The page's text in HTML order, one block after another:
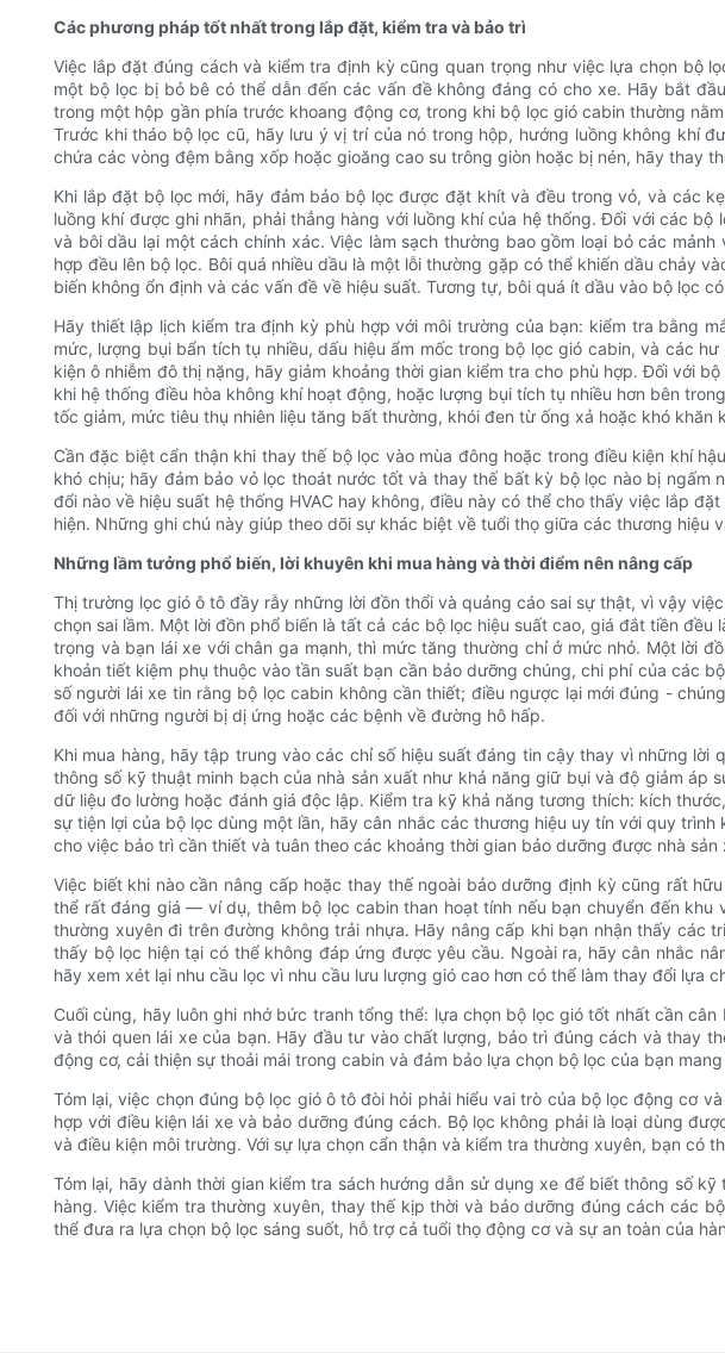
Các phương pháp tốt nhất trong lắp đặt, kiểm tra và bảo trì
Việc lắp đặt đúng cách và kiểm tra định kỳ cũng quan trọng như việc lựa chọn bộ
một bộ lọc bị bỏ bê có thể dẫn đến các vấn đề không đáng có cho xe. Hãy bắt
trong một hộp gần phía trước khoang động cơ, trong khi bộ lọc gió cabin thường
Trước khi tháo bộ lọc cũ, hãy lưu ý vị trí của nó trong hộp, hướng luồng không khí
chứa các vòng đệm bằng xốp hoặc gioăng cao su trông giòn hoặc bị nén, hãy thay
Khi lắp đặt bộ lọc mới, hãy đảm bảo bộ lọc được đặt khít và đều trong vỏ, và các
luồng khí được ghi nhãn, phải thẳng hàng với luồng khí của hệ thống. Đối với các
và bôi dầu lại một cách chính xác. Việc làm sạch thường bao gồm loại bỏ các
hợp đều lên bộ lọc. Bôi quá nhiều dầu là một lỗi thường gặp có thể khiến dầu chảy
biến không ổn định và các vấn đề về hiệu suất. Tương tự, bôi quá ít dầu vào bộ lọc
Hãy thiết lập lịch kiểm tra định kỳ phù hợp với môi trường của bạn: kiểm tra bằng
mức, lượng bụi bẩn tích tụ nhiều, dấu hiệu ẩm mốc trong bộ lọc gió cabin, và các
kiện ô nhiễm đô thị nặng, hãy giảm khoảng thời gian kiểm tra cho phù hợp. Đối với
khi hệ thống điều hòa không khí hoạt động, hoặc lượng bụi tích tụ nhiều hơn bên
tốc giảm, mức tiêu thụ nhiên liệu tăng bất thường, khói đen từ ống xả hoặc khó
Cần đặc biệt cẩn thận khi thay thế bộ lọc vào mùa đông hoặc trong điều kiện khí
khó chịu; hãy đảm bảo vỏ lọc thoát nước tốt và thay thế bất kỳ bộ lọc nào bị
đổi nào về hiệu suất hệ thống HVAC hay không, điều này có thể cho thấy việc lắp
hiện. Những ghi chú này giúp theo dõi sự khác biệt về tuổi thọ giữa các thương
Những lầm tưởng phổ biến, lời khuyên khi mua hàng và thời điểm nên nâng cấp
Thị trường lọc gió ô tô đầy rẫy những lời đồn thổi và quảng cáo sai sự thật, vì vậy
chọn sai lầm. Một lời đồn phổ biến là tất cả các bộ lọc hiệu suất cao, giá đắt tiền
trọng và bạn lái xe với chân ga mạnh, thì mức tăng thường chỉ ở mức nhỏ. Một lời
khoản tiết kiệm phụ thuộc vào tần suất bạn cần bảo dưỡng chúng, chi phí của các
số người lái xe tin rằng bộ lọc cabin không cần thiết; điều ngược lại mới đúng -
đối với những người bị dị ứng hoặc các bệnh về đường hô hấp.
Khi mua hàng, hãy tập trung vào các chỉ số hiệu suất đáng tin cậy thay vì những
thông số kỹ thuật minh bạch của nhà sản xuất như khả năng giữ bụi và độ giảm áp
dữ liệu đo lường hoặc đánh giá độc lập. Kiểm tra kỹ khả năng tương thích: kích
sự tiện lợi của bộ lọc dùng một lần, hãy cân nhắc các thương hiệu uy tín với quy
cho việc bảo trì cần thiết và tuân theo các khoảng thời gian bảo dưỡng được nhà sản
Việc biết khi nào cần nâng cấp hoặc thay thế ngoài bảo dưỡng định kỳ cũng rất
thể rất đáng giá — ví dụ, thêm bộ lọc cabin than hoạt tính nếu bạn chuyển đến
thường xuyên đi trên đường không trải nhựa. Hãy nâng cấp khi bạn nhận thấy các
thấy bộ lọc hiện tại có thể không đáp ứng được yêu cầu. Ngoài ra, hãy cân nhắc
hãy xem xét lại nhu cầu lọc vì nhu cầu lưu lượng gió cao hơn có thể làm thay đổi lựa
Cuối cùng, hãy luôn ghi nhớ bức tranh tổng thể: lựa chọn bộ lọc gió tốt nhất cần
và thói quen lái xe của bạn. Hãy đầu tư vào chất lượng, bảo trì đúng cách và thay
động cơ, cải thiện sự thoải mái trong cabin và đảm bảo lựa chọn bộ lọc của bạn
Tóm lại, việc chọn đúng bộ lọc gió ô tô đòi hỏi phải hiểu vai trò của bộ lọc động cơ
hợp với điều kiện lái xe và bảo dưỡng đúng cách. Bộ lọc không phải là loại dùng
và điều kiện môi trường. Với sự lựa chọn cẩn thận và kiểm tra thường xuyên, bạn có
Tóm lại, hãy dành thời gian kiểm tra sách hướng dẫn sử dụng xe để biết thông số
hàng. Việc kiểm tra thường xuyên, thay thế kịp thời và bảo dưỡng đúng cách các
thể đưa ra lựa chọn bộ lọc sáng suốt, hỗ trợ cả tuổi thọ động cơ và sự an toàn của